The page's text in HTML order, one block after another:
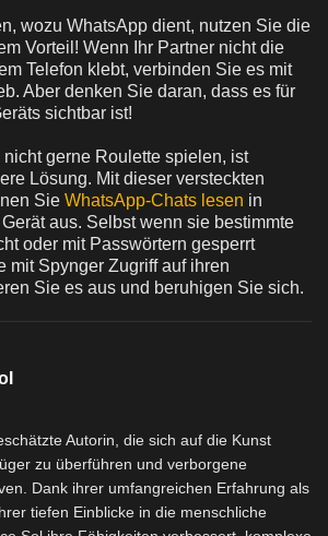
wozu WhatsApp dient, nutzen Sie die
Vorteil! Wenn Ihr Partner nicht die
Telefon klebt, verbinden Sie es mit
Aber denken Sie daran, dass es für
sichtbar ist!
gerne Roulette spielen, ist
Lösung. Mit dieser versteckten
Sie WhatsApp-Chats lesen in
aus. Selbst wenn sie bestimmte
oder mit Passwörtern gesperrt
mit Spynger Zugriff auf ihren
Sie es aus und beruhigen Sie sich.
Autorin, die sich auf die Kunst
zu überführen und verborgene
Dank ihrer umfangreichen Erfahrung als
tiefen Einblicke in die menschliche